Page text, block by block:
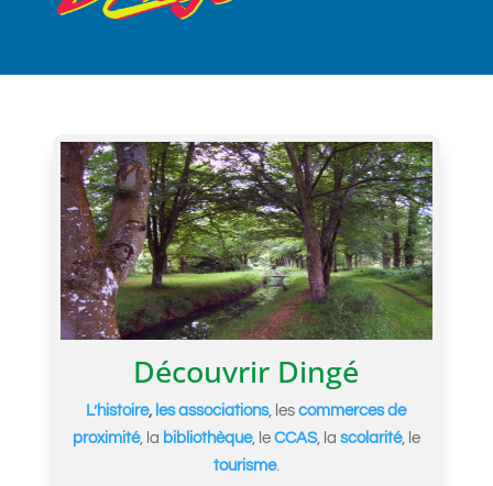
Découvrir Dingé
L’histoire, les associations, lescommerces de
proximité, la bibliothèque, le CCAS, la scolarité, le
tourisme.